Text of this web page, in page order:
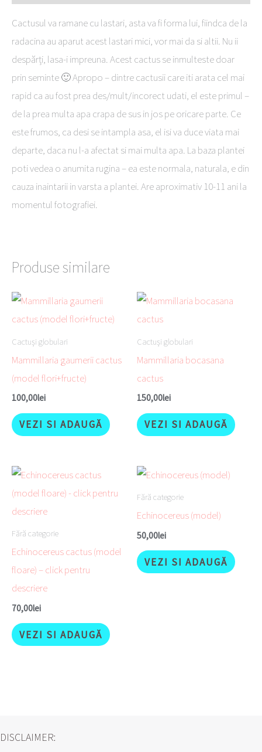
Cactusul va ramane cu lastari, asta va fi forma lui, fiindca de la
radacina au aparut acest lastari mici, vor mai da si altii. Nu ii
despărți, lasa-i impreuna. Acest cactus se inmulteste doar
prin seminte 🙂 Apropo – dintre cactusii care iti arata cel mai
rapid ca au fost prea des/mult/incorect udati, el este primul –
de la prea multa apa crapa de sus in jos pe oricare parte. Ce
este frumos, ca desi se intampla asa, el isi va duce viata mai
departe, daca nu l-a afectat si mai multa apa. La baza plantei
poti vedea o anumita rugina – ea este normala, naturala, e din
cauza inaintarii in varsta a plantei. Are aproximativ 10-11 ani la
momentul fotografiei.
Produse similare
Cactuși globulari
Mammillaria gaumerii cactus
(model flori+fructe)
100,00lei
VEZI SI ADAUGĂ
Cactuși globulari
Mammillaria bocasana
cactus
150,00lei
VEZI SI ADAUGĂ
Fără categorie
Echinocereus cactus (model
floare) – click pentru
descriere
70,00lei
VEZI SI ADAUGĂ
Fără categorie
Echinocereus (model)
50,00lei
VEZI SI ADAUGĂ
DISCLAIMER: